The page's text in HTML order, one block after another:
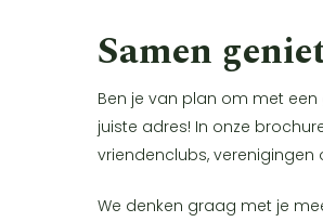
Samen
Ben je van plan om met een
juiste adres! In onze
vriendenclubs, verenigingen
We denken graag met je